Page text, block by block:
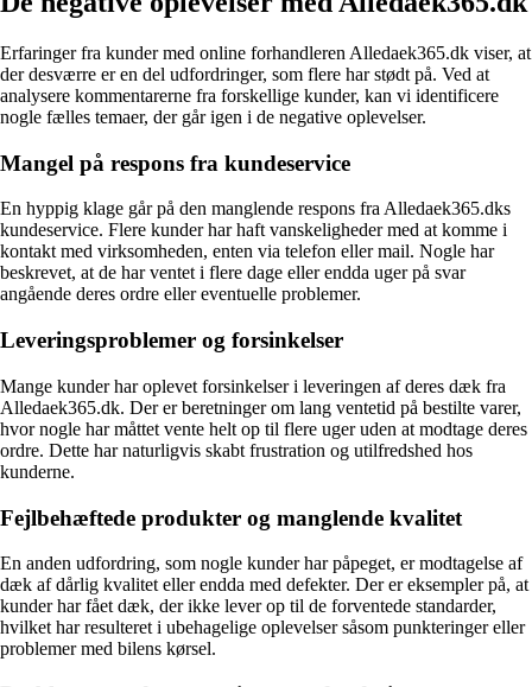
Erfaringer fra kunder med online forhandleren Alledaek365.dk viser, at
der desværre er en del udfordringer, som flere har stødt på. Ved at
analysere kommentarerne fra forskellige kunder, kan vi identificere
nogle fælles temaer, der går igen i de negative oplevelser.
Mangel på respons fra kundeservice
En hyppig klage går på den manglende respons fra Alledaek365.dks
kundeservice. Flere kunder har haft vanskeligheder med at komme i
kontakt med virksomheden, enten via telefon eller mail. Nogle har
beskrevet, at de har ventet i flere dage eller endda uger på svar
angående deres ordre eller eventuelle problemer.
Leveringsproblemer og forsinkelser
Mange kunder har oplevet forsinkelser i leveringen af deres dæk fra
Alledaek365.dk. Der er beretninger om lang ventetid på bestilte varer,
hvor nogle har måttet vente helt op til flere uger uden at modtage deres
ordre. Dette har naturligvis skabt frustration og utilfredshed hos
kunderne.
Fejlbehæftede produkter og manglende kvalitet
En anden udfordring, som nogle kunder har påpeget, er modtagelse af
dæk af dårlig kvalitet eller endda med defekter. Der er eksempler på, at
kunder har fået dæk, der ikke lever op til de forventede standarder,
hvilket har resulteret i ubehagelige oplevelser såsom punkteringer eller
problemer med bilens kørsel.